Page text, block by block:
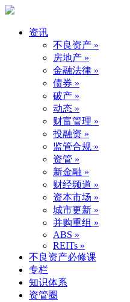
资讯
不良资产 »
房地产 »
金融法律 »
债券 »
破产 »
动态 »
财富管理 »
投融资 »
监管合规 »
资管 »
新金融 »
财经频道 »
资本市场 »
城市更新 »
并购重组 »
ABS »
REITs »
不良资产必修课
专栏
知识体系
资管圈